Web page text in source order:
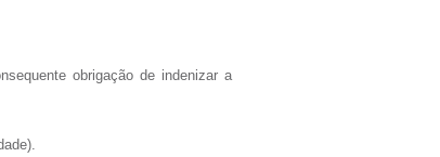
obrigação de indenizar a